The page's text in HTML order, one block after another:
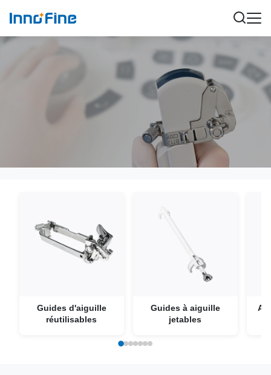
Guides d'aiguille
réutilisables
Guides à aiguille
jetables